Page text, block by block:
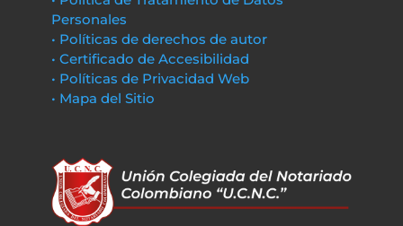
Personales
• Políticas de derechos de autor
• Certificado de Accesibilidad
• Políticas de Privacidad Web
• Mapa del Sitio